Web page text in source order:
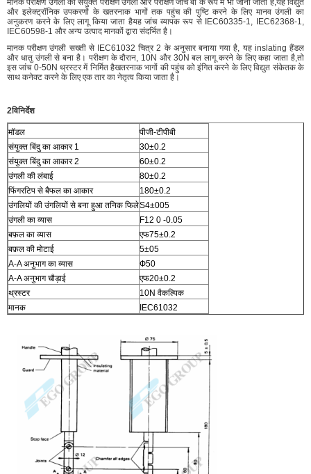
मानक परीक्षण उंगली को संयुक्त परीक्षण उंगली और परीक्षण जांच बी के रूप में भी जाना जाता है,यह विद्युत
और इलेक्ट्रॉनिक उपकरणों के खतरनाक भागों तक पहुंच की पुष्टि करने के लिए मानव उंगली का
अनुकरण करने के लिए लागू किया जाता हैयह जांच व्यापक रूप से IEC60335-1, IEC62368-1,
IEC60598-1 और अन्य उत्पाद मानकों द्वारा संदर्भित है।
मानक परीक्षण उंगली सख्ती से IEC61032 चित्र 2 के अनुसार बनाया गया है, यह inslating हैंडल
और धातु उंगली से बना है। परीक्षण के दौरान, 10N और 30N बल लागू करने के लिए कहा जाता है,तो
इस जांच 0-50N थ्रस्टर में निर्मित हैखतरनाक भागों की पहुंच को इंगित करने के लिए विद्युत संकेतक के
साथ कनेक्ट करने के लिए एक तार का नेतृत्व किया जाता है।
2विनिर्देश
मॉडल
पीजी-टीपीबी
संयुक्त बिंदु का आकार 1
30±0.2
संयुक्त बिंदु का आकार 2
60±0.2
उंगली की लंबाई
80±0.2
फिंगरटिप से बैफल का आकार
180±0.2
उंगलियों की उंगलियों से बना हुआ तनिक फिलेS4±005
उंगली का व्यास
F12 0 -0.05
बफ़ल का व्यास
एफ75±0.2
बफ़ल की मोटाई
5±05
A-A अनुभाग का व्यास
Ф50
A-A अनुभाग चौड़ाई
एफ20±0.2
थ्रस्टर
10N वैकल्पिक
मानक
IEC61032